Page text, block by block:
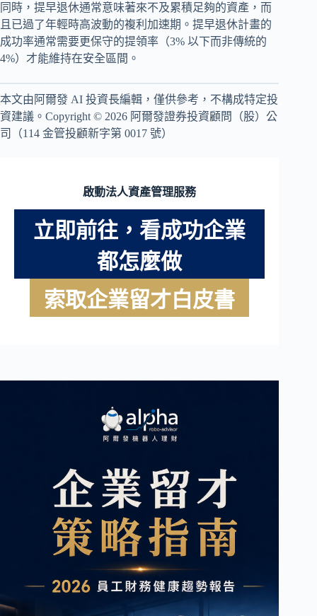
同時，提早退休通常意味著來不及累積足夠的資產，而
且已過了年輕時高波動的複利加速期。提早退休計畫的
成功率通常需要更保守的提領率（3% 以下而非傳統的
4%）才能維持在安全區間。
本文由阿爾發 AI 投資長編輯，僅供參考，不構成特定投
資建議。Copyright © 2026 阿爾發證券投資顧問（股）公
司（114 金管投顧新字第 0017 號）
啟動法人資產管理服務
立即前往，看成功企業
都怎麼做
索取企業留才白皮書